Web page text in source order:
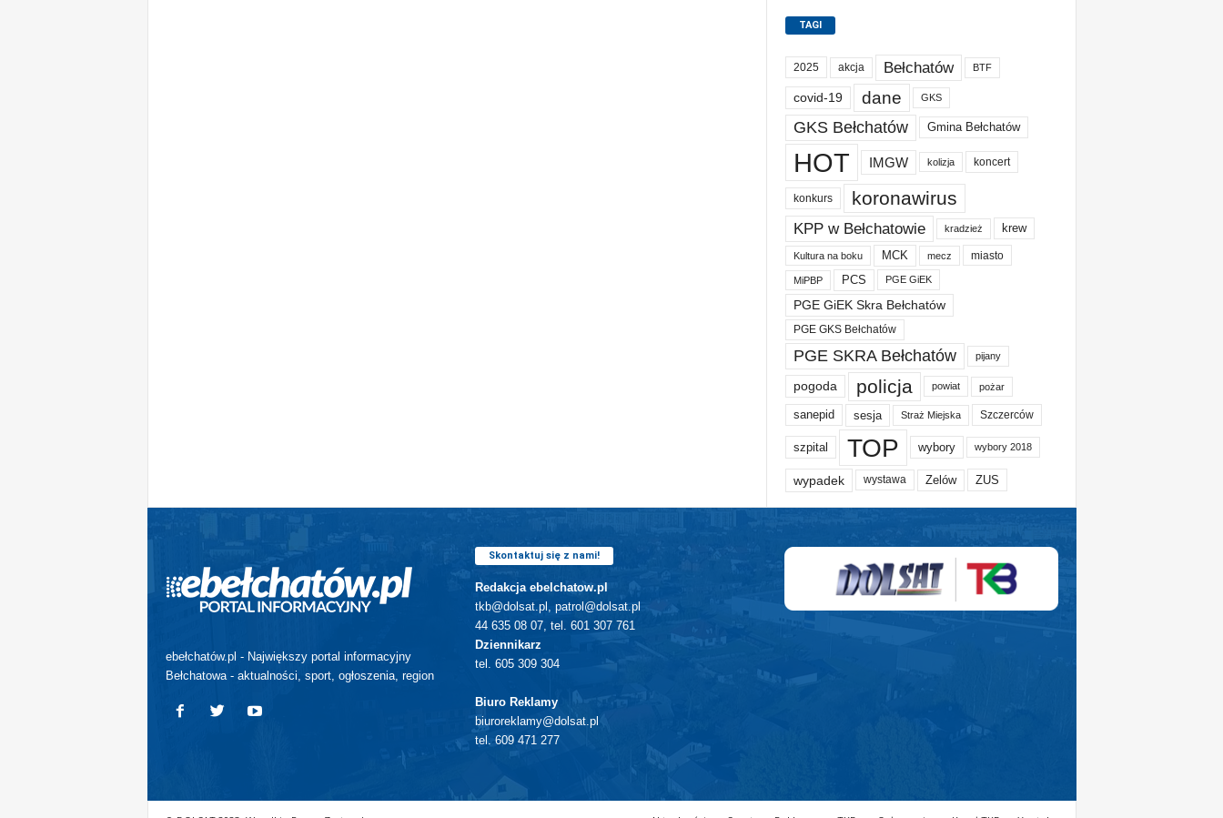
TAGI
2025 akcja Bełchatów BTF
covid-19 dane GKS
GKS Bełchatów Gmina Bełchatów
HOT IMGW kolizja koncert
konkurs koronawirus
KPP w Bełchatowie kradzież krew
Kultura na boku MCK mecz miasto
MiPBP PCS PGE GiEK
PGE GiEK Skra Bełchatów
PGE GKS Bełchatów
PGE SKRA Bełchatów pijany
pogoda policja powiat pożar
sanepid sesja Straż Miejska Szczerców
szpital TOP wybory wybory 2018
wypadek wystawa Zelów ZUS
ebełchatów.pl - Największy portal informacyjny
Bełchatowa - aktualności, sport, ogłoszenia, region
Skontaktuj się z nami!
Redakcja ebelchatow.pl
tkb@dolsat.pl, patrol@dolsat.pl
44 635 08 07, tel. 601 307 761
Dziennikarz
tel. 605 309 304
Biuro Reklamy
biuroreklamy@dolsat.pl
tel. 609 471 277